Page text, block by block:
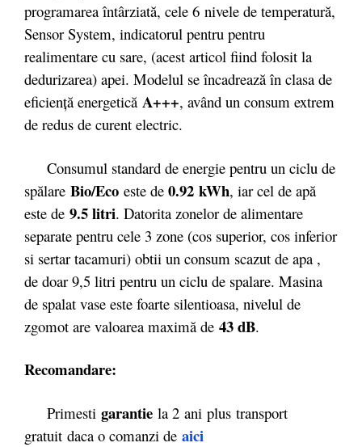
programarea întârziată, cele 6 nivele de temperatură,
Sensor System, indicatorul pentru pentru
realimentare cu sare, (acest articol fiind folosit la
dedurizarea) apei. Modelul se încadrează în clasa de
eficiență energetică A+++, având un consum extrem
de redus de curent electric.
Consumul standard de energie pentru un ciclu de
spălare Bio/Eco este de 0.92 kWh, iar cel de apă
este de 9.5 litri. Datorita zonelor de alimentare
separate pentru cele 3 zone (cos superior, cos inferior
si sertar tacamuri) obtii un consum scazut de apa ,
de doar 9,5 litri pentru un ciclu de spalare. Masina
de spalat vase este foarte silentioasa, nivelul de
zgomot are valoarea maximă de 43 dB.
Recomandare:
Primesti garantie la 2 ani plus transport
gratuit daca o comanzi de aici